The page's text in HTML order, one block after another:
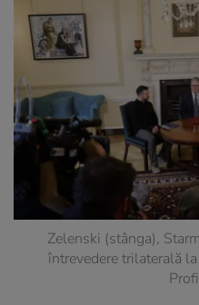
Zelenski (stânga),
întrevedere trilaterală